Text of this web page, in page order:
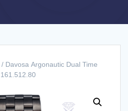
/ Davosa Argonautic Dual Time
161.512.80